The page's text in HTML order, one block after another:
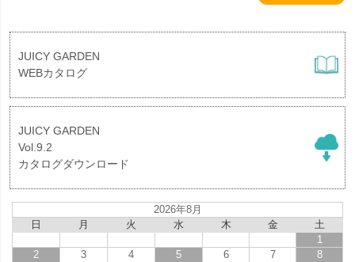
JUICY GARDEN
WEBカタログ
JUICY GARDEN
Vol.9.2
カタログダウンロード
2026年8月
日
月 火 水 木 金
土
1
2
3 4 5 6 7
8